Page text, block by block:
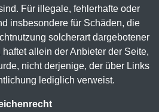
Für illegale, fehlerhafte oder
insbesondere für Schäden, die
solcherart dargebotener
haftet allein der Anbieter der Seite,
nicht derjenige, der über Links
lediglich verweist.